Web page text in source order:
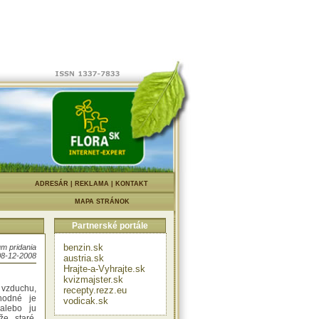
ADRESÁR REKLAMA KONTAKT
MAPA STRÁNOK
pridania
12-2008
cm. Vo
až 3 m
tak na
slku.
bez
určitý
na inak
žltnúť a
v období
je
ju
Partnerské portále
benzin.sk
austria.sk
Hrajte-a-Vyhrajte.sk
kvizmajster.sk
recepty.rezz.eu
vodicak.sk